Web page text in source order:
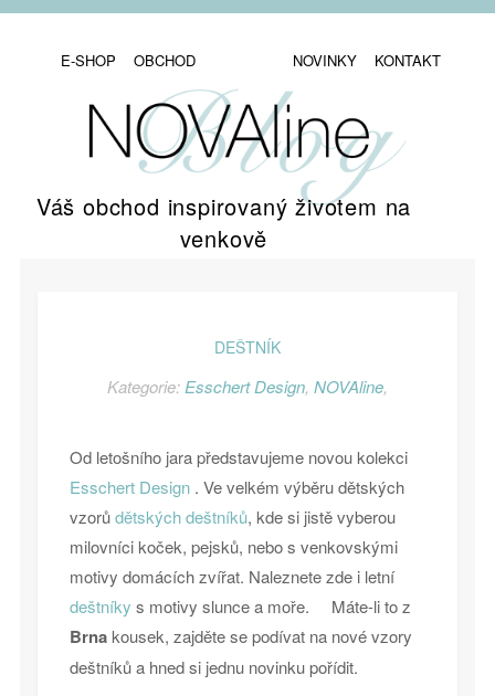
E-SHOP OBCHOD NOVINKY KONTAKT
Váš obchod inspirovaný životem na
venkově
DEŠTNÍK
Kategorie: Esschert Design, NOVAline,
Od letošního jara představujeme novou kolekci
Esschert Design. Ve velkém výběru dětských
vzorůdětských deštníků, kde si jistě vyberou
milovníci koček, pejsků, nebo s venkovskými
motivy domácích zvířat. Naleznete zde i letní
deštníky s motivy slunce a moře. Máte-li to z
Brnakousek, zajděte se podívat na nové vzory
deštníků a hned si jednu novinku pořídit.